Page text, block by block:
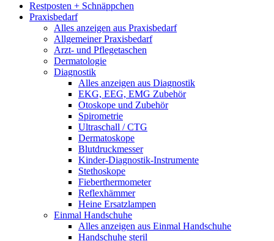
Restposten + Schnäppchen
Praxisbedarf
Alles anzeigen aus Praxisbedarf
Allgemeiner Praxisbedarf
Arzt- und Pflegetaschen
Dermatologie
Diagnostik
Alles anzeigen aus Diagnostik
EKG, EEG, EMG Zubehör
Otoskope und Zubehör
Spirometrie
Ultraschall / CTG
Dermatoskope
Blutdruckmesser
Kinder-Diagnostik-Instrumente
Stethoskope
Fieberthermometer
Reflexhämmer
Heine Ersatzlampen
Einmal Handschuhe
Alles anzeigen aus Einmal Handschuhe
Handschuhe steril